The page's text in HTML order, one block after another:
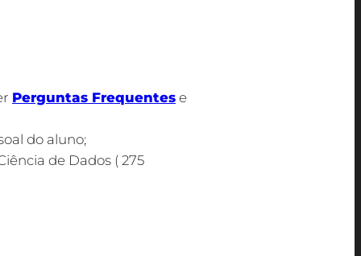
Perguntas Frequentes e
do aluno;
de Dados ( 275